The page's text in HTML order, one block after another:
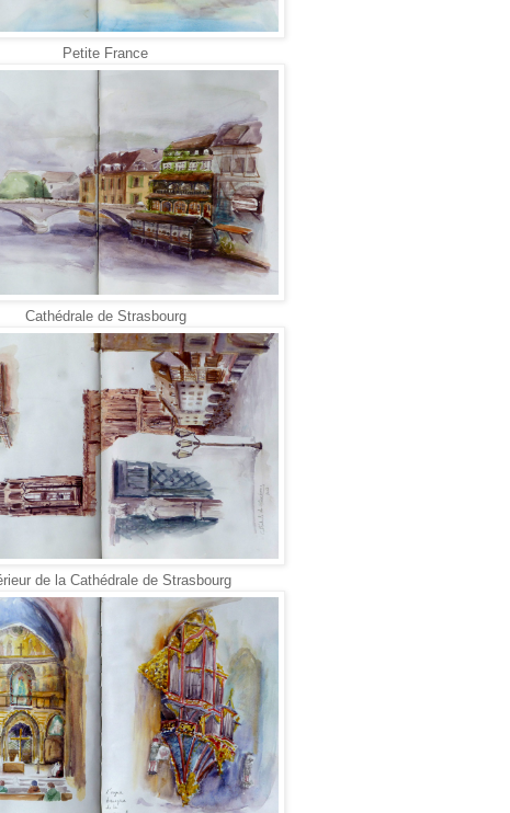
Petite France
Cathédrale de Strasbourg
de la Cathédrale de Strasbourg